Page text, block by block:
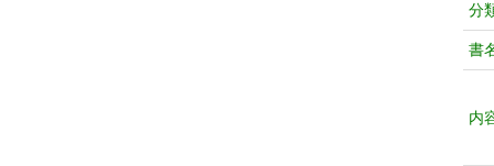
分
書
内